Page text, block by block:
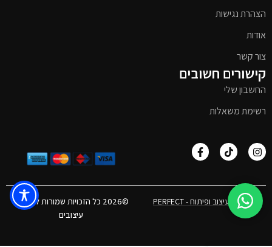
הצהרת נגישות
אודות
צור קשר
קישורים חשובים
החשבון שלי
רשימת משאלות
אפיון, עיצוב ופיתוח - PERFECT
©2026 כל הזכויות שמורות לטימבר
עיצובים